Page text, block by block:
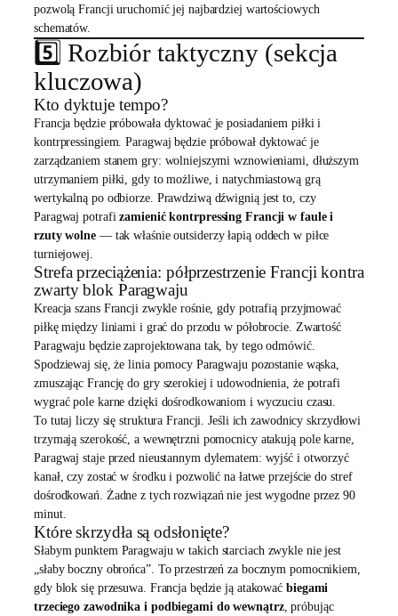
pozwolą Francji uruchomić jej najbardziej wartościowych
schematów.
5️⃣ Rozbiór taktyczny (sekcja
kluczowa)
Kto dyktuje tempo?
Francja będzie próbowała dyktować je posiadaniem piłki i
kontrpressingiem. Paragwaj będzie próbował dyktować je
zarządzaniem stanem gry: wolniejszymi wznowieniami, dłuższym
utrzymaniem piłki, gdy to możliwe, i natychmiastową grą
wertykalną po odbiorze. Prawdziwą dźwignią jest to, czy
Paragwaj potrafizamienić kontrpressing Francji w faule i
rzuty wolne— tak właśnie outsiderzy łapią oddech w piłce
turniejowej.
Strefa przeciążenia: półprzestrzenie Francji kontra
zwarty blok Paragwaju
Kreacja szans Francji zwykle rośnie, gdy potrafią przyjmować
piłkę między liniami i grać do przodu w półobrocie. Zwartość
Paragwaju będzie zaprojektowana tak, by tego odmówić.
Spodziewaj się, że linia pomocy Paragwaju pozostanie wąska,
zmuszając Francję do gry szerokiej i udowodnienia, że potrafi
wygrać pole karne dzięki dośrodkowaniom i wyczuciu czasu.
To tutaj liczy się struktura Francji. Jeśli ich zawodnicy skrzydłowi
trzymają szerokość, a wewnętrzni pomocnicy atakują pole karne,
Paragwaj staje przed nieustannym dylematem: wyjść i otworzyć
kanał, czy zostać w środku i pozwolić na łatwe przejście do stref
dośrodkowań. Żadne z tych rozwiązań nie jest wygodne przez 90
minut.
Które skrzydła są odsłonięte?
Słabym punktem Paragwaju w takich starciach zwykle nie jest
„słaby boczny obrońca”. To przestrzeń za bocznym pomocnikiem,
gdy blok się przesuwa. Francja będzie ją atakować biegami
trzeciego zawodnika i podbiegami do wewnątrz, próbując